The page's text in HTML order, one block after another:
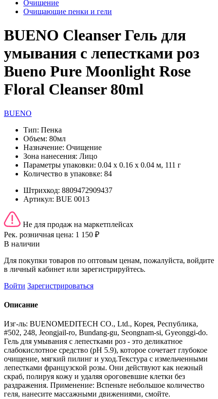
Очищение
Очищающие пенки и гели
BUENO Cleanser Гель для
умывания с лепестками роз
Bueno Pure Moonlight Rose
Floral Cleanser 80ml
BUENO
Тип: Пенка
Объем: 80мл
Назначение: Очищение
Зона нанесения: Лицо
Параметры упаковки: 0.04 x 0.16 x 0.04 м, 111 г
Количество в упаковке: 84
Штрихкод: 8809472909437
Артикул: BUE 0013
Не для продаж на маркетплейсах
Рек. розничная цена: 1 150 ₽
В наличии
Для покупки товаров по оптовым ценам, пожалуйста, войдите
в личный кабинет или зарегистрируйтесь.
Войти Зарегистрироваться
Описание
Изг-ль: BUENOMEDITECH CO., Ltd., Корея, Республика,
#502, 248, Jeongjail-ro, Bundang-gu, Seongnam-si, Gyeonggi-do.
Гель для умывания с лепестками роз - это деликатное
слабокислотное средство (pH 5.9), которое сочетает глубокое
очищение, мягкий пилинг и уход.Текстура с измельченными
лепестками французской розы. Они действуют как нежный
скраб, полируя кожу и удаляя ороговевшие клетки без
раздражения. Применение: Вспеньте небольшое количество
геля, нанесите массажными движениями, смойте.